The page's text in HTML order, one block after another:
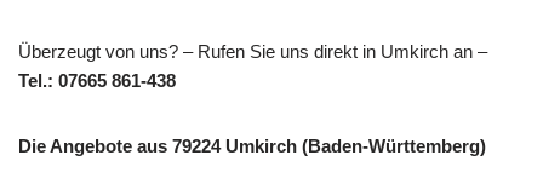
Überzeugt von uns? – Rufen Sie uns direkt in Umkirch an –
Tel.: 07665 861-438
Die Angebote aus 79224 Umkirch (Baden-Württemberg)